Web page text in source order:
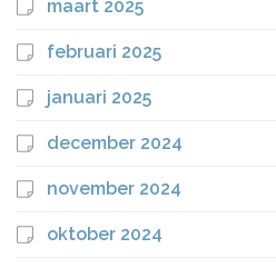
maart 2025
februari 2025
januari 2025
december 2024
november 2024
oktober 2024